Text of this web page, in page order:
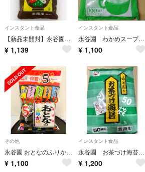
インスタント食品
【新品未開封】永谷園 松茸の味 お吸い物 50袋
¥ 1,139
インスタント食品
永谷園 わかめスープ 業務用 100袋 インスタント食品
¥ 1,100
その他
永谷園 おとなのふりかけ 5種 100袋入 個包装 大容量
¥ 1,100
インスタント食品
永谷園 お茶づけ海苔 業務用 50袋
¥ 1,200